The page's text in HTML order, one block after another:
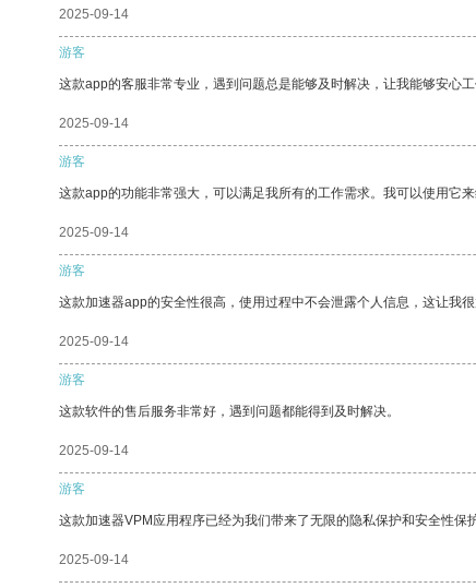
2025-09-14
游客
这款app的客服非常专业，遇到问题总是能够及时解决，让我能够安心工
2025-09-14
游客
这款app的功能非常强大，可以满足我所有的工作需求。我可以使用它
2025-09-14
游客
这款加速器app的安全性很高，使用过程中不会泄露个人信息，这让我
2025-09-14
游客
这款软件的售后服务非常好，遇到问题都能得到及时解决。
2025-09-14
游客
这款加速器VPM应用程序已经为我们带来了无限的隐私保护和安全性保护
2025-09-14